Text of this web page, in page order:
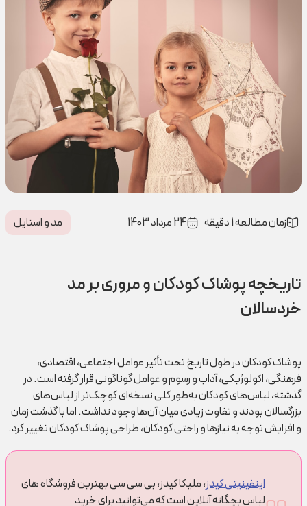
زمان مطالعه 1 دقیقه 24 مرداد 1403 مد و استایل
تاریخچه پوشاک کودکان و مروری بر مد
خردسالان
پوشاک کودکان در طول تاریخ تحت تأثیر عوامل اجتماعی، اقتصادی،
فرهنگی، اکولوژیکی، آداب و رسوم و عوامل گوناگونی قرار گرفته است. در
گذشته، لباس‌های کودکان به‌طور کلی نسخه‌ای کوچک‌تر از لباس‌های
بزرگسالان بودند و تفاوت زیادی میان آن‌ها وجود نداشت. اما با گذشت زمان
و افزایش توجه به نیازها و راحتی کودکان، طراحی پوشاک کودکان تغییر کرد.
اینفینیتی کیدز، ملیکا کیدز، بی سی سی بهترین فروشگاه های
لباس بچگانه آنلاین است که می‌توانید برای خرید